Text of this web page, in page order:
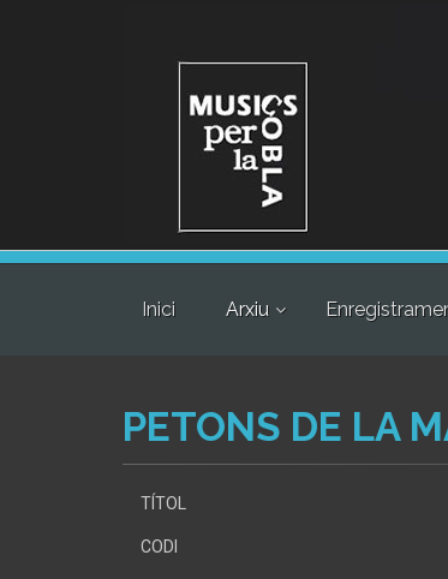
Inici Arxiu
PETONS DE LA
TÍTOL
CODI